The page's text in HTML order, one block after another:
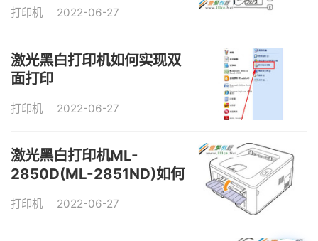
打印机 2022-06-27
激光黑白打印机如何实现双
面打印
打印机 2022-06-27
激光黑白打印机ML-
2850D(ML-2851ND)如何
打印机 2022-06-27